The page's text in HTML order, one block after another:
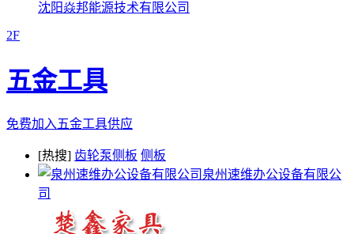
沈阳焱邦能源技术有限公司
2F
五金工具
免费加入五金工具供应
[热搜] 齿轮泵侧板 侧板
泉州速维办公设备有限公
司